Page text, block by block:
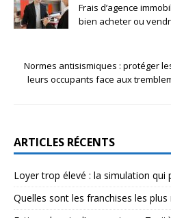
Frais d’agence
bien acheter ou
Normes antisismiques : protéger
leurs occupants face aux
ARTICLES RÉCENTS
Loyer trop élevé : la simulation qui
Quelles sont les franchises les